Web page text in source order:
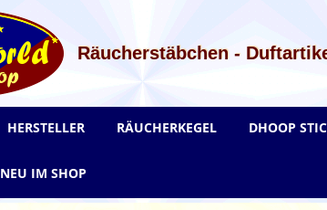
Räucherstäbchen -
HERSTELLER RÄUCHERKEGEL DHOOP
NEU IM SHOP